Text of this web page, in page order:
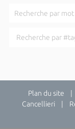
Plan du site |
Cancellieri |